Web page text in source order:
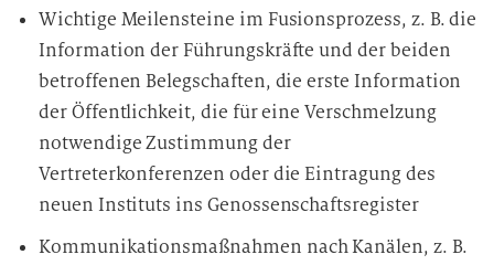
Wichtige Meilensteine im Fusionsprozess, z. B. die
Information der Führungskräfte und der beiden
betroffenen Belegschaften, die erste Information
der Öffentlichkeit, die für eine Verschmelzung
notwendige Zustimmung der
Vertreterkonferenzen oder die Eintragung des
neuen Instituts ins Genossenschaftsregister
Kommunikationsmaßnahmen nach Kanälen, z. B.